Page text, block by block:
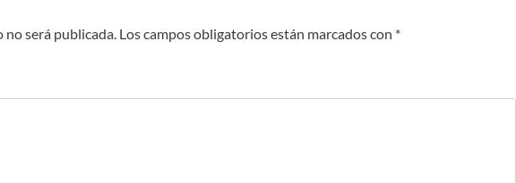
no será publicada. Los campos obligatorios están marcados con *